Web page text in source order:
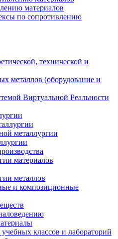
материалов
по сопротивлению
технической и
металлов (оборудование и
Виртуальной Реальности
металлургии
материалов
металлов
и композиционные
классов и лабораторий